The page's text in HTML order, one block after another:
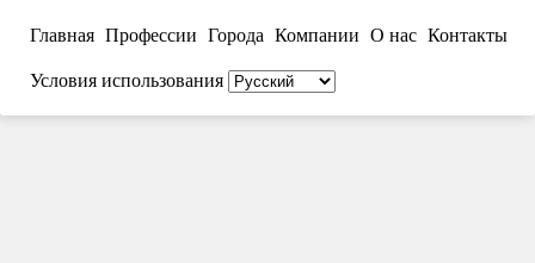
Главная Профессии Города Компании О нас Контакты
Условия использования